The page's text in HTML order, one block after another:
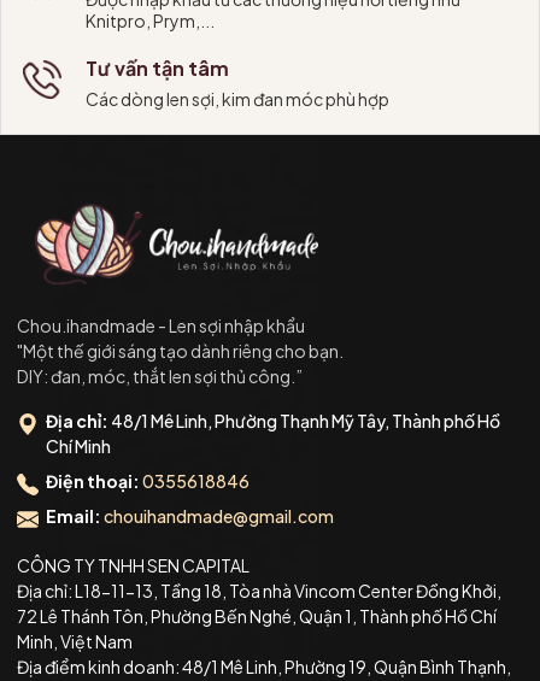
Knitpro, Prym,...
Tư vấn tận tâm
Các dòng len sợi, kim đan móc phù hợp
Chou.ihandmade - Len sợi nhập khẩu
"Một thế giới sáng tạo dành riêng cho bạn.
DIY: đan, móc, thắt len sợi thủ công.”
Địa chỉ: 48/1 Mê Linh, Phường Thạnh Mỹ Tây, Thành phố Hồ
Chí Minh
Điện thoại: 0355618846
Email: chouihandmade@gmail.com
CÔNG TY TNHH SEN CAPITAL
Địa chỉ: L18-11-13, Tầng 18, Tòa nhà Vincom Center Đồng Khởi,
72 Lê Thánh Tôn, Phường Bến Nghé, Quận 1, Thành phố Hồ Chí
Minh, Việt Nam
Địa điểm kinh doanh: 48/1 Mê Linh, Phường 19, Quận Bình Thạnh,